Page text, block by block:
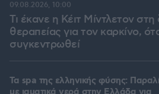
Τι έκανε η Κέιτ Μίντλετον στη
θεραπείας για τον καρκίνο,
συγκεντρωθεί
09.08.2026, 10:00
Τα spa της ελληνικής φύσης: